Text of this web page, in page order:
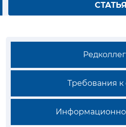
СТАТЬЯ
Требования к